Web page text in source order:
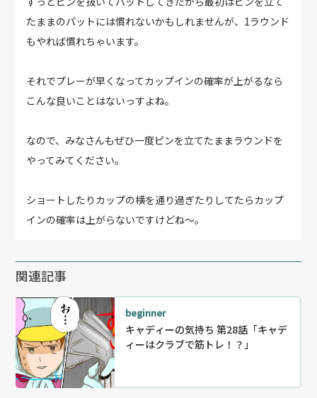
たままのパットには慣れないかもしれませんが、1ラウンド
もやれば慣れちゃいます。
それでプレーが早くなってカップインの確率が上がるなら
こんな良いことはないっすよね。
なので、みなさんもぜひ一度ピンを立てたままラウンドを
やってみてください。
ショートしたりカップの横を通り過ぎたりしてたらカップ
インの確率は上がらないですけどね〜。
関連記事
beginner
キャディーの気持ち 第28話「キャデ
ィーはクラブで筋トレ！？」